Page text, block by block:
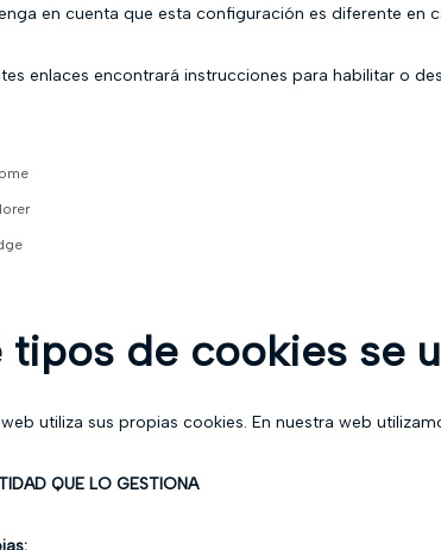
en cuenta que esta configuración es diferente en
enlaces encontrará instrucciones para habilitar o
tipos de cookies se
utiliza sus propias cookies. En nuestra web
QUE LO GESTIONA